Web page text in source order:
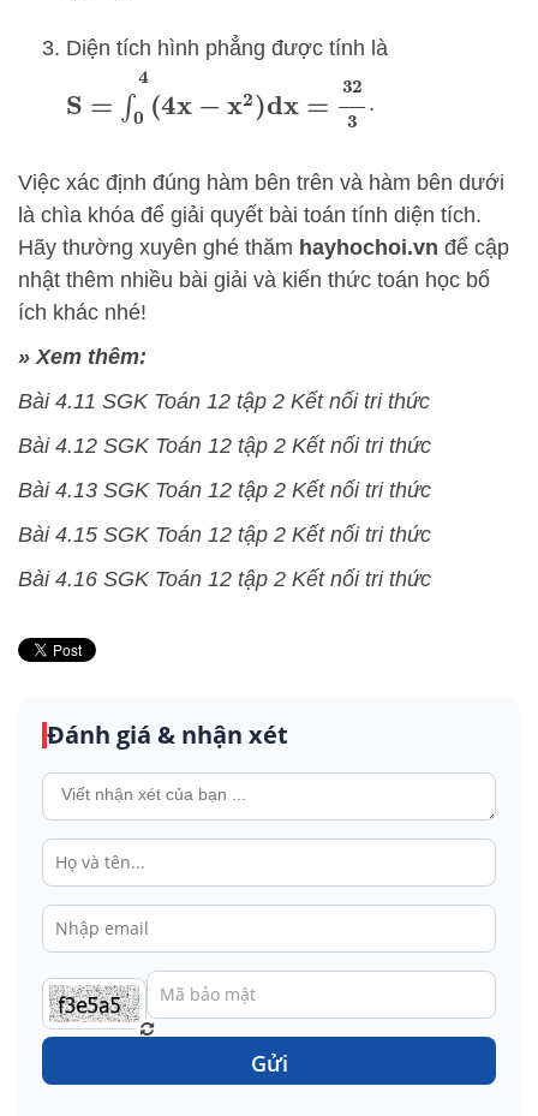
Diện tích hình phẳng được tính là
(4
.
Việc xác định đúng hàm bên trên và hàm bên dưới
là chìa khóa để giải quyết bài toán tính diện tích.
Hãy thường xuyên ghé thăm hayhochoi.vn để cập
nhật thêm nhiều bài giải và kiến thức toán học bổ
ích khác nhé!
» Xem thêm:
Bài 4.11 SGK Toán 12 tập 2 Kết nối tri thức
Bài 4.12 SGK Toán 12 tập 2 Kết nối tri thức
Bài 4.13 SGK Toán 12 tập 2 Kết nối tri thức
Bài 4.15 SGK Toán 12 tập 2 Kết nối tri thức
Bài 4.16 SGK Toán 12 tập 2 Kết nối tri thức
Đánh giá & nhận xét
Gửi